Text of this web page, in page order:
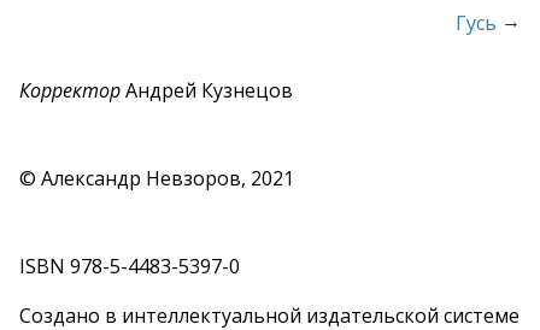
Гусь →
КорректорАндрей Кузнецов
© Александр Невзоров, 2021
ISBN 978-5-4483-5397-0
Создано в интеллектуальной издательской системе